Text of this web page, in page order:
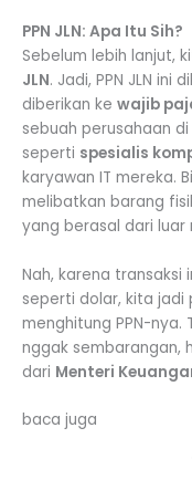
PPN JLN: Apa Itu Sih?
Sebelum lebih lanjut,
JLN. Jadi, PPN JLN ini
diberikan ke wajib
sebuah perusahaan
seperti spesialis
karyawan IT mereka.
melibatkan barang
yang berasal dari luar
Nah, karena transaksi
seperti dolar, kita jadi
menghitung PPN-nya.
nggak sembarangan,
dari Menteri
baca juga